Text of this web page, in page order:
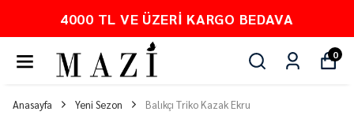
PEŞİN FİYATINA 3 TAKSİT
0
Anasayfa Yeni Sezon Balıkçı Triko Kazak Ekru